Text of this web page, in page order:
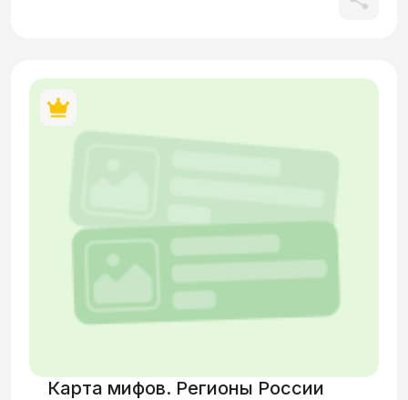
Карта мифов. Регионы России